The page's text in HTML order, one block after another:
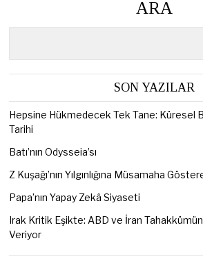
ARA
SON YAZILAR
Hepsine Hükmedecek Tek Tane: Küresel
Tarihi
Batı’nın Odysseia’sı
Z Kuşağı’nın Yılgınlığına Müsamaha
Papa’nın Yapay Zekâ Siyaseti
Irak Kritik Eşikte: ABD ve İran
Veriyor